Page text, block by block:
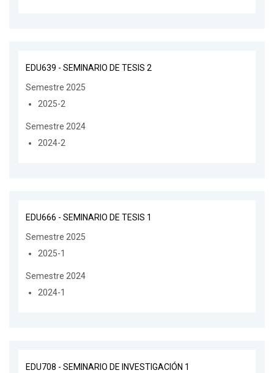
EDU639 - SEMINARIO DE TESIS 2
Semestre 2025
2025-2
Semestre 2024
2024-2
EDU666 - SEMINARIO DE TESIS 1
Semestre 2025
2025-1
Semestre 2024
2024-1
EDU708 - SEMINARIO DE INVESTIGACIÓN 1